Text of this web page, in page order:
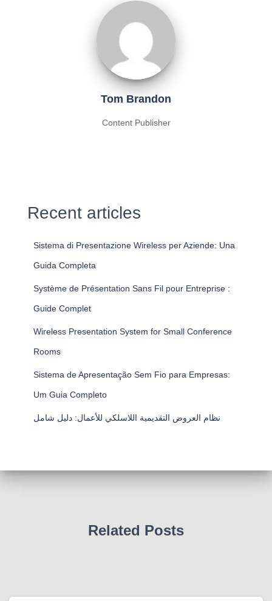
Tom Brandon
Content Publisher
Recent articles
Sistema di Presentazione Wireless per Aziende: Una
Guida Completa
Système de Présentation Sans Fil pour Entreprise :
Guide Complet
Wireless Presentation System for Small Conference
Rooms
Sistema de Apresentação Sem Fio para Empresas:
Um Guia Completo
نظام العروض التقديمية اللاسلكي للأعمال: دليل شامل
Related Posts